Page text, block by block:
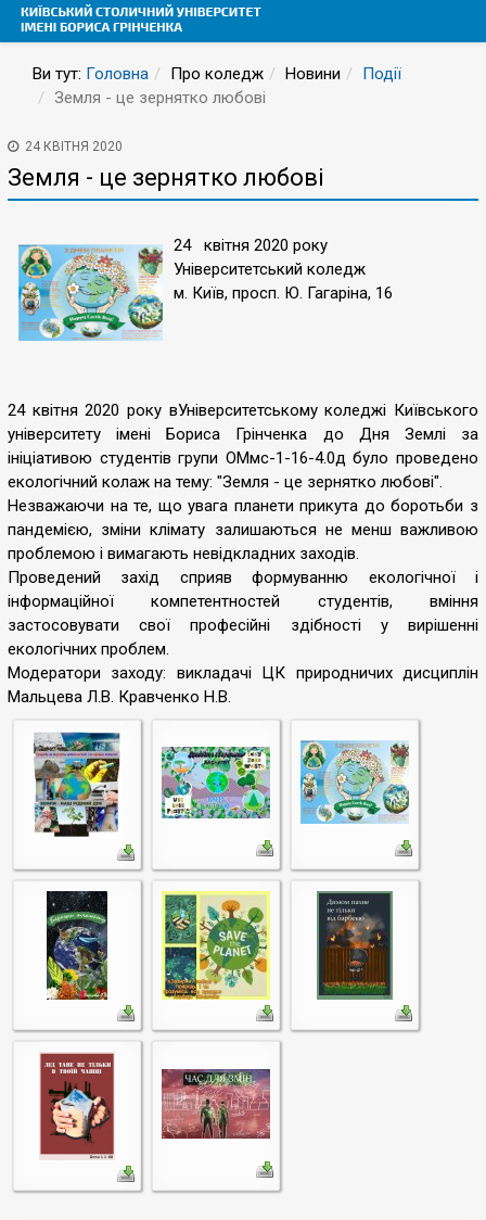
Ви тут: Головна Про коледж Новини
Події
Земля - це зернятко любові
24 КВІТНЯ 2020
Земля - це зернятко любові
24 квітня 2020 року
Університетський коледж
м. Київ, просп. Ю. Гагаріна, 16
24 квітня 2020 року вУніверситетському коледжі Київського
університету імені Бориса Грінченка до Дня Землі за
ініціативою студентів групи ОМмс-1-16-4.0д було проведено
екологічний колаж на тему: "Земля - це зернятко любові".
Незважаючи на те, що увага планети прикута до боротьби з
пандемією, зміни клімату залишаються не менш важливою
проблемою і вимагають невідкладних заходів.
Проведений захід сприяв формуванню екологічної і
інформаційної компетентностей студентів, вміння
застосовувати свої професійні здібності у вирішенні
екологічних проблем.
Модератори заходу: викладачі ЦК природничих дисциплін
Мальцева Л.В. Кравченко Н.В.